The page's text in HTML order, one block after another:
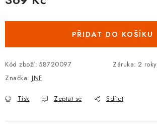
SPECIÁLNÍ KOVÁNÍ
DOPLŇKY KE DVEŘÍM
STAVEBNÍ POUZDRA
PŘIDAT DO KOŠÍKU
Kód zboží: 58720097 Záruka: 2 roky
Značka: JNF
Tisk Zeptat se Sdílet